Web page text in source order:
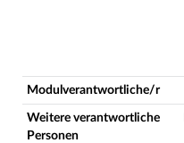
Modulverantwortliche/r
Weitere verantwortliche
Personen